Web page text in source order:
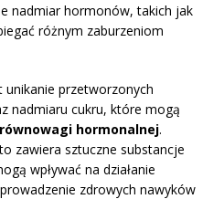
nadmiar hormonów, takich jak
różnym zaburzeniom
unikanie przetworzonych
nadmiaru cukru, które mogą
hormonalnej.
zawiera sztuczne substancje
wpływać na działanie
zdrowych nawyków